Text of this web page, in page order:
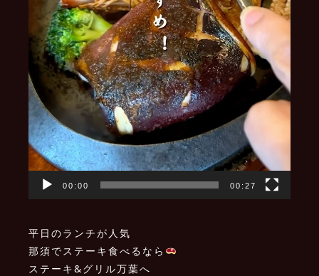
00:00 00:27
平日のランチが人気
那須でステーキ食べるなら
ステーキ&グリル万葉へ